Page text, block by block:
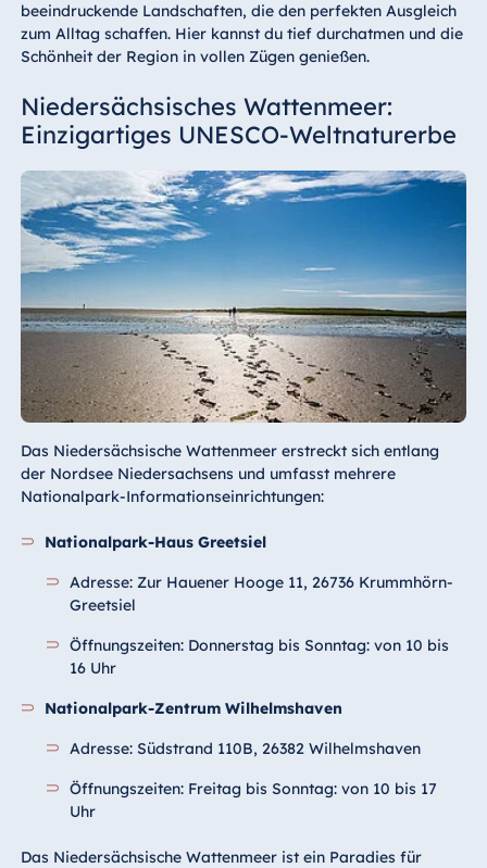
beeindruckende Landschaften, die den perfekten Ausgleich
zum Alltag schaffen. Hier kannst du tief durchatmen und die
Schönheit der Region in vollen Zügen genießen.
Niedersächsisches Wattenmeer:
Einzigartiges UNESCO-Weltnaturerbe
Das Niedersächsische Wattenmeer erstreckt sich entlang
der Nordsee Niedersachsens und umfasst mehrere
Nationalpark-Informationseinrichtungen:
Nationalpark-Haus Greetsiel
Adresse: Zur Hauener Hooge 11, 26736 Krummhörn-
Greetsiel
Öffnungszeiten: Donnerstag bis Sonntag: von 10 bis
16 Uhr
Nationalpark-Zentrum Wilhelmshaven
Adresse: Südstrand 110B, 26382 Wilhelmshaven
Öffnungszeiten: Freitag bis Sonntag: von 10 bis 17
Uhr
Das Niedersächsische Wattenmeer ist ein Paradies für